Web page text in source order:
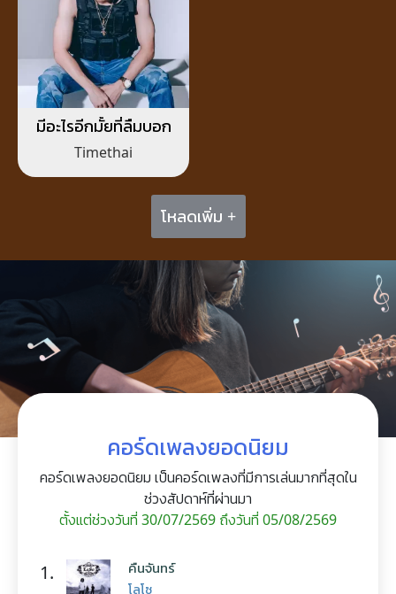
มีอะไรอีกมั้ยที่ลืมบอก
Timethai
โหลดเพิ่ม +
คอร์ดเพลงยอดนิยม
คอร์ดเพลงยอดนิยม เป็นคอร์ดเพลงที่มีการเล่นมากที่สุดใน
ช่วงสัปดาห์ที่ผ่านมา
ตั้งแต่ช่วงวันที่ 30/07/2569 ถึงวันที่ 05/08/2569
1. คืนจันทร์
โลโซ